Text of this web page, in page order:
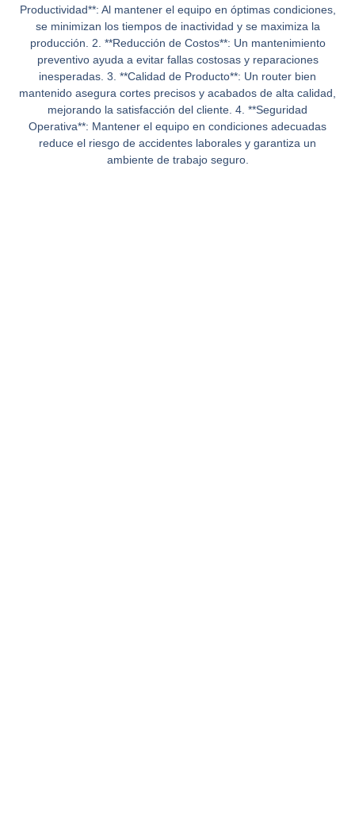
Productividad**: Al mantener el equipo en óptimas condiciones,
se minimizan los tiempos de inactividad y se maximiza la
producción. 2. **Reducción de Costos**: Un mantenimiento
preventivo ayuda a evitar fallas costosas y reparaciones
inesperadas. 3. **Calidad de Producto**: Un router bien
mantenido asegura cortes precisos y acabados de alta calidad,
mejorando la satisfacción del cliente. 4. **Seguridad
Operativa**: Mantener el equipo en condiciones adecuadas
reduce el riesgo de accidentes laborales y garantiza un
ambiente de trabajo seguro.